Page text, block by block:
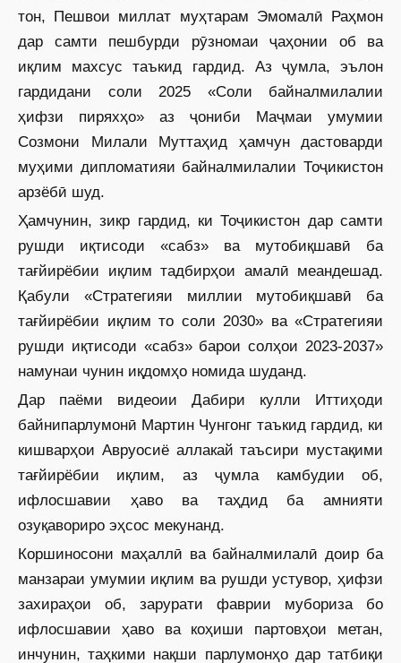
тон, Пешвои миллат муҳтарам Эмомалӣ Раҳмон
дар самти пешбурди рӯзномаи ҷаҳонии об ва
иқлим махсус таъкид гардид. Аз ҷумла, эълон
гардидани соли 2025 «Соли байналмилалии
ҳифзи пиряхҳо» аз ҷониби Маҷмаи умумии
Созмони Милали Муттаҳид ҳамчун дастоварди
муҳими дипломатияи байналмилалии Тоҷикистон
арзёбӣ шуд.
Ҳамчунин, зикр гардид, ки Тоҷикистон дар самти
рушди иқтисоди «сабз» ва мутобиқшавӣ ба
тағйирёбии иқлим тадбирҳои амалӣ меандешад.
Қабули «Стратегияи миллии мутобиқшавӣ ба
тағйирёбии иқлим то соли 2030» ва «Стратегияи
рушди иқтисоди «сабз» барои солҳои 2023-2037»
намунаи чунин иқдомҳо номида шуданд.
Дар паёми видеоии Дабири кулли Иттиҳоди
байнипарлумонӣ Мартин Чунгонг таъкид гардид, ки
кишварҳои Авруосиё аллакай таъсири мустақими
тағйирёбии иқлим, аз ҷумла камбудии об,
ифлосшавии ҳаво ва таҳдид ба амнияти
озуқавориро эҳсос мекунанд.
Коршиносони маҳаллӣ ва байналмилалӣ доир ба
манзараи умумии иқлим ва рушди устувор, ҳифзи
захираҳои об, зарурати фаврии мубориза бо
ифлосшавии ҳаво ва коҳиши партовҳои метан,
инчунин, таҳкими нақши парлумонҳо дар татбиқи